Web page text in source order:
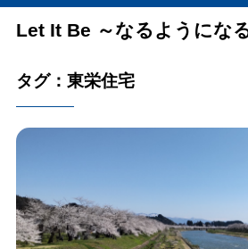
Let It Be ～なるようにな
タグ：東栄住宅